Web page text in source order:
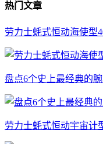
热门文章
劳力士蚝式恒动海使型
盘点6个史上最经典的腕
劳力士蚝式恒动宇宙计